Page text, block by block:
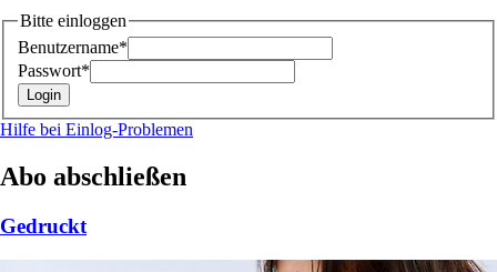
Bitte einloggen
Benutzername*
Passwort*
Hilfe bei Einlog-Problemen
Abo abschließen
Gedruckt